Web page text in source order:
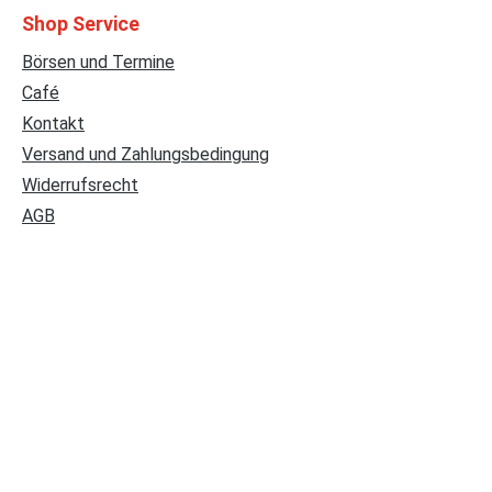
Shop Service
Börsen und Termine
Café
Kontakt
Versand und Zahlungsbedingung
Widerrufsrecht
AGB